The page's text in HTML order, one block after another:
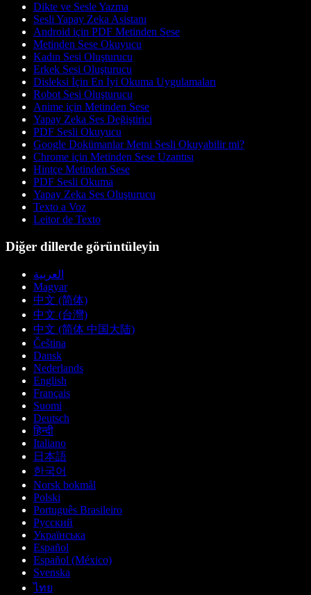
Dikte ve Sesle Yazma
Sesli Yapay Zeka Asistanı
Android için PDF Metinden Sese
Metinden Sese Okuyucu
Kadın Sesi Oluşturucu
Erkek Sesi Oluşturucu
Disleksi İçin En İyi Okuma Uygulamaları
Robot Sesi Oluşturucu
Anime için Metinden Sese
Yapay Zeka Ses Değiştirici
PDF Sesli Okuyucu
Google Dokümanlar Metni Sesli Okuyabilir mi?
Chrome için Metinden Sese Uzantısı
Hintçe Metinden Sese
PDF Sesli Okuma
Yapay Zeka Ses Oluşturucu
Texto a Voz
Leitor de Texto
Diğer dillerde görüntüleyin
العربية
Magyar
中文 (简体)
中文 (台灣)
中文 (简体 中国大陆)
Čeština
Dansk
Nederlands
English
Français
Suomi
Deutsch
हिन्दी
Italiano
日本語
한국어
Norsk bokmål
Polski
Português Brasileiro
Русский
Українська
Español
Español (México)
Svenska
ไทย